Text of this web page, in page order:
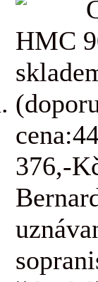
HMC
376,-